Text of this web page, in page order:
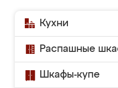
Кухни
Распашные
Шкафы-купе